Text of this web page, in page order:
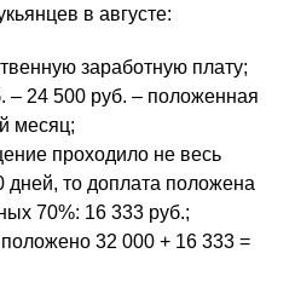
в августе:
заработную плату;
– 24 500 руб. – положенная
месяц;
проходило не весь
дней, то доплата положена
70%: 16 333 руб.;
положено 32 000 + 16 333 =